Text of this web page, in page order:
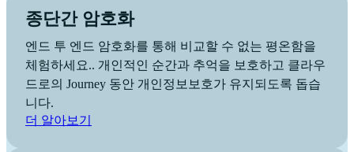
종단간 암호화
엔드 투 엔드 암호화를 통해 비교할 수 없는 평온함을
체험하세요.. 개인적인 순간과 추억을 보호하고 클라우
드로의 Journey 동안 개인정보보호가 유지되도록 돕습
니다.
더 알아보기